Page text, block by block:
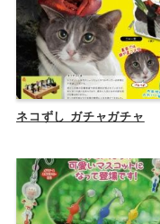
ネコずし ガチャガチャ